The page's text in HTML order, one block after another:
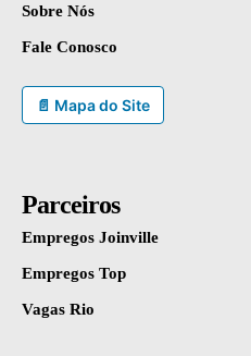
Sobre Nós
Fale Conosco
📄 Mapa do Site
Parceiros
Empregos Joinville
Empregos Top
Vagas Rio